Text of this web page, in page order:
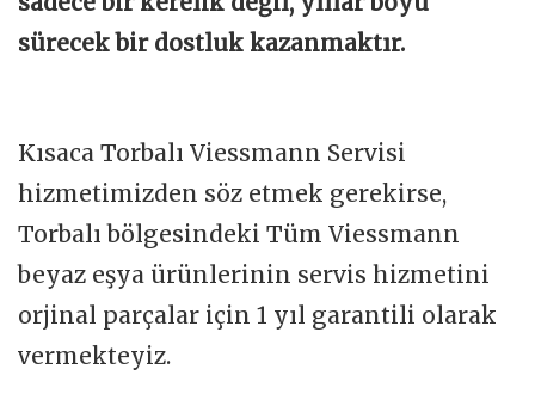
sürecek bir dostluk kazanmaktır.
Kısaca Torbalı Viessmann Servisi
hizmetimizden söz etmek gerekirse,
Torbalı bölgesindeki Tüm Viessmann
beyaz eşya ürünlerinin servis hizmetini
orjinal parçalar için 1 yıl garantili olarak
vermekteyiz.